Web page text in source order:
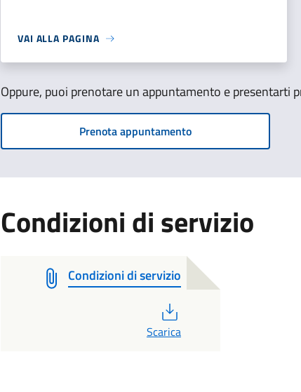
VAI ALLA PAGINA
Oppure, puoi prenotare un appuntamento e presentarti
Prenota appuntamento
Condizioni di servizio
Condizioni di servizio
Scarica